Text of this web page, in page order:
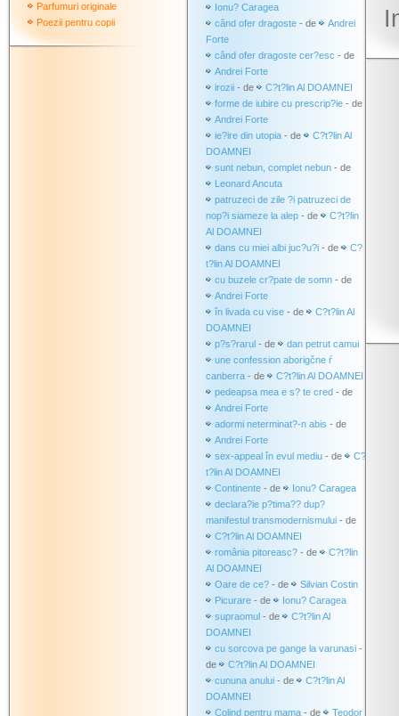
Parfumuri originale
Poezii pentru copii
Ionu? Caragea
când ofer dragoste - de
Andrei
Forte
când ofer dragoste cer?esc - de
Andrei Forte
irozii - de
C?t?lin Al DOAMNEI
forme de iubire cu prescrip?ie - de
Andrei Forte
ie?ire din utopia - de
C?t?lin Al
DOAMNEI
sunt nebun, complet nebun - de
Leonard Ancuta
patruzeci de zile ?i patruzeci de
nop?i siameze la alep - de
C?t?lin
Al DOAMNEI
dans cu miei albi juc?u?i - de
C?
t?lin Al DOAMNEI
cu buzele cr?pate de somn - de
Andrei Forte
în livada cu vise - de
C?t?lin Al
DOAMNEI
p?s?rarul - de
dan petrut camui
une confession aborigčne ŕ
canberra - de
C?t?lin Al DOAMNEI
pedeapsa mea e s? te cred - de
Andrei Forte
adormi neterminat?-n abis - de
Andrei Forte
sex-appeal în evul mediu - de
C?
t?lin Al DOAMNEI
Continente - de
Ionu? Caragea
declara?ie p?tima?? dup?
manifestul transmodernismului - de
C?t?lin Al DOAMNEI
românia pitoreasc? - de
C?t?lin
Al DOAMNEI
Oare de ce? - de
Silvian Costin
Picurare - de
Ionu? Caragea
supraomul - de
C?t?lin Al
DOAMNEI
cu sorcova pe gange la varunasi -
de
C?t?lin Al DOAMNEI
cununa anului - de
C?t?lin Al
DOAMNEI
Colind pentru mama - de
Teodor